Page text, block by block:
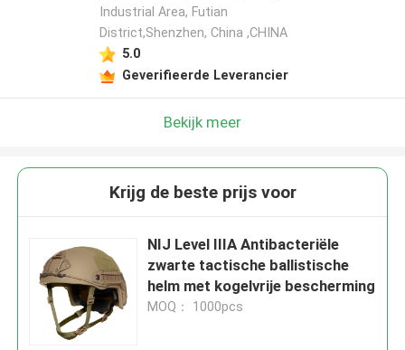
Industrial Area, Futian
District,Shenzhen, China ,CHINA
5.0
Geverifieerde Leverancier
Bekijk meer
Krijg de beste prijs voor
NIJ Level IIIA Antibacteriële
zwarte tactische ballistische
helm met kogelvrije bescherming
MOQ： 1000pcs